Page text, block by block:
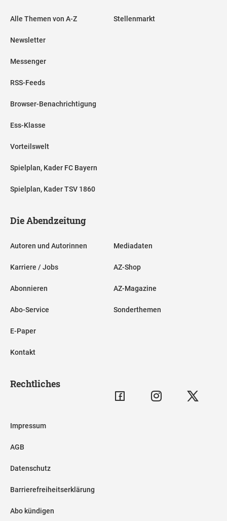
Alle Themen von A-Z
Newsletter
Messenger
RSS-Feeds
Browser-Benachrichtigung
Ess-Klasse
Vorteilswelt
Spielplan, Kader FC Bayern
Spielplan, Kader TSV 1860
Stellenmarkt
Die Abendzeitung
Autoren und Autorinnen
Karriere / Jobs
Abonnieren
Abo-Service
E-Paper
Kontakt
Mediadaten
AZ-Shop
AZ-Magazine
Sonderthemen
Rechtliches
Impressum
AGB
Datenschutz
Barrierefreiheitserklärung
Abo kündigen